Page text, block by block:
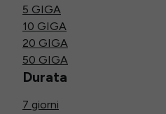
5 GIGA
10 GIGA
20 GIGA
50 GIGA
Durata
7 giorni